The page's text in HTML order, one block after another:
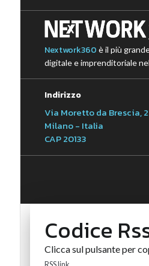
Nextwork360 è il più
digitale e imprenditoriale
Indirizzo
Via Moretto da Brescia,
Milano - Italia
CAP 20133
Codice
Clicca sul pulsante per